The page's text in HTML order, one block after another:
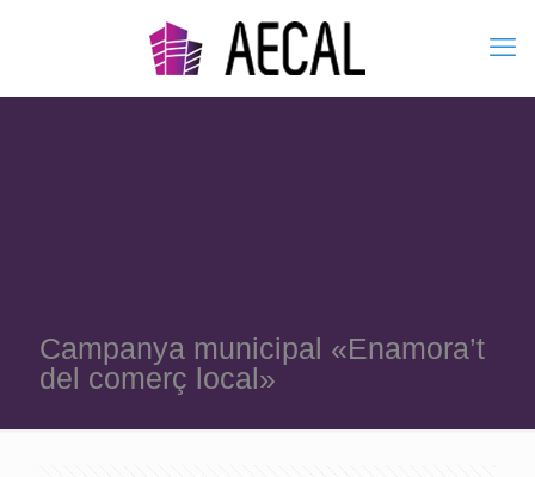
Campanya municipal «Enamora’t
del comerç local»